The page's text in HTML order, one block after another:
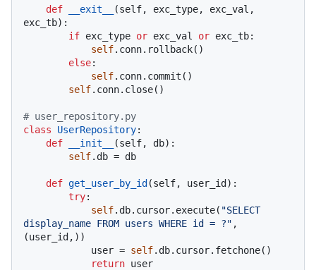
def __exit__ (self, exc_type, exc_val,
exc_tb):
if exc_type or exc_val or exc_tb:
self.conn.rollback()
else:
self.conn.commit()
self.conn.close()
# user_repository.py
class
UserRepository:
def
__init__ (self, db):
self.db = db
def get_user_by_id (self, user_id ):
try:
self.db.cursor.execute( "SELECT
display_name FROM users WHERE id = ?" ,
(user_id,))
            user =
self.db.cursor.fetchone()
return user